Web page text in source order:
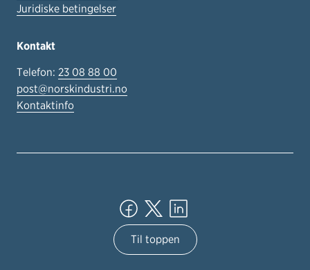
Juridiske betingelser
Kontakt
Telefon: 23 08 88 00
post@norskindustri.no
Kontaktinfo
Til toppen